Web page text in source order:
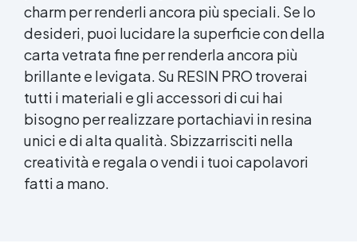
charm per renderli ancora più speciali. Se lo
desideri, puoi lucidare la superficie con della
carta vetrata fine per renderla ancora più
brillante e levigata. Su RESIN PRO troverai
tutti i materiali e gli accessori di cui hai
bisogno per realizzare portachiavi in resina
unici e di alta qualità. Sbizzarrisciti nella
creatività e regala o vendi i tuoi capolavori
fatti a mano.